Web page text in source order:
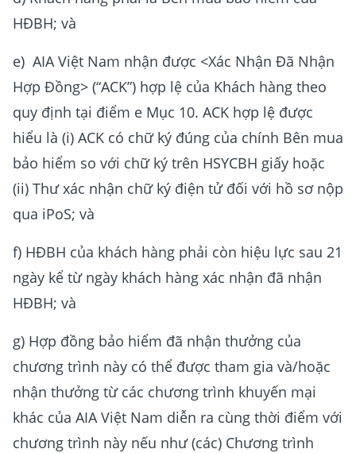
HĐBH; và
e) AIA Việt Nam nhận được <Xác Nhận Đã Nhận
Hợp Đồng> (“ACK”) hợp lệ của Khách hàng theo
quy định tại điểm e Mục 10. ACK hợp lệ được
hiểu là (i) ACK có chữ ký đúng của chính Bên mua
bảo hiểm so với chữ ký trên HSYCBH giấy hoặc
(ii) Thư xác nhận chữ ký điện tử đối với hồ sơ nộp
qua iPoS; và
f) HĐBH của khách hàng phải còn hiệu lực sau 21
ngày kể từ ngày khách hàng xác nhận đã nhận
HĐBH; và
g) Hợp đồng bảo hiểm đã nhận thưởng của
chương trình này có thể được tham gia và/hoặc
nhận thưởng từ các chương trình khuyến mại
khác của AIA Việt Nam diễn ra cùng thời điểm với
chương trình này nếu như (các) Chương trình